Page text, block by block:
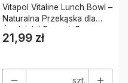
Vitapol Vitaline Lunch Bowl –
Naturalna Przekąska dla
Średnich i Dużych Papug
Cena
21,99 zł
szt.